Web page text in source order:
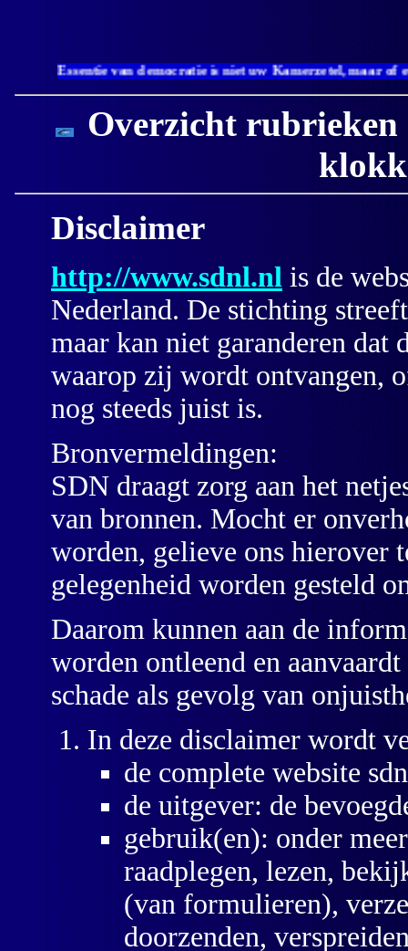
Essentie van democratie is niet uw Kamerzetel, maar
Overzicht rubrieken
Disclaimer
http://www.sdnl.nl is de
Nederland. De stichting
maar kan niet garanderen
waarop zij wordt ontvangen,
nog steeds juist is.
Bronvermeldingen:
SDN draagt zorg aan het
van bronnen. Mocht er
worden, gelieve ons hierover
gelegenheid worden gesteld
Daarom kunnen aan de
worden ontleend en
schade als gevolg van
In deze disclaimer wordt
de complete website
de uitgever: de
gebruik(en): onder
raadplegen, lezen,
(van formulieren),
doorzenden,